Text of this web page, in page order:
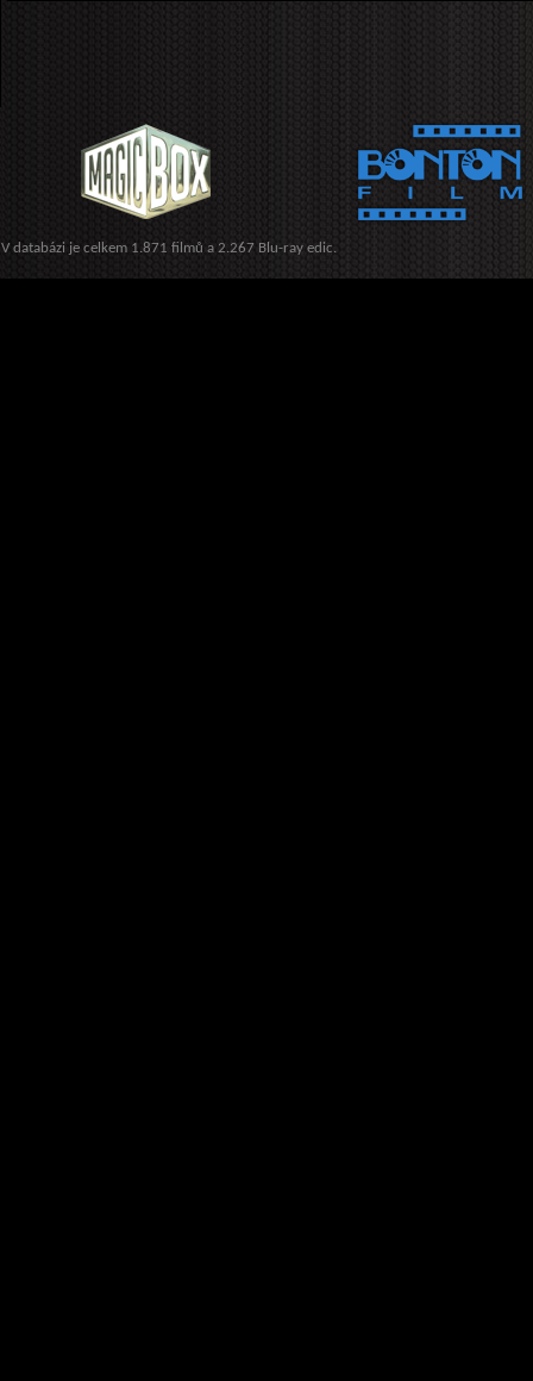
V databázi je celkem 1.871 filmů a 2.267 Blu-ray edic.